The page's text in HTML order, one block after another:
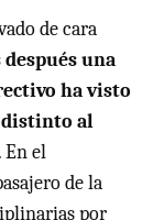
de cara
una
ha visto
distinto al
. En el
de la
por